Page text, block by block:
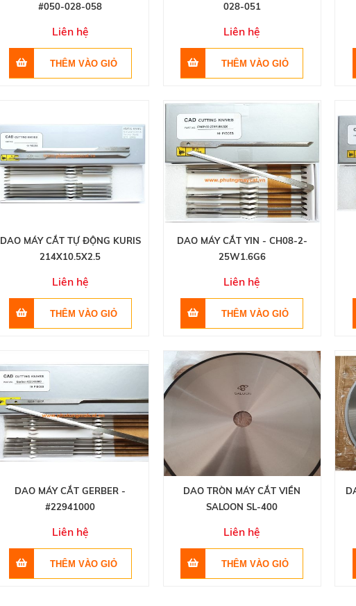
#050-028-058
Liên hệ
028-051
Liên hệ
DAO MÁY CẮT TỰ ĐỘNG KURIS
214X10.5X2.5
Liên hệ
DAO MÁY CẮT YIN - CH08-2-
25W1.6G6
Liên hệ
DAO MÁY CẮT GERBER -
#22941000
Liên hệ
DAO TRÒN MÁY CẮT VIỀN
SALOON SL-400
Liên hệ